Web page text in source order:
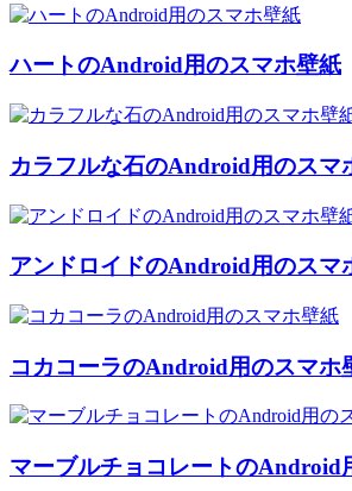
ハートのAndroid用のスマホ壁紙
カラフルな石のAndroid用のスマ
アンドロイドのAndroid用のスマ
コカコーラのAndroid用のスマホ
マーブルチョコレートのAndroid